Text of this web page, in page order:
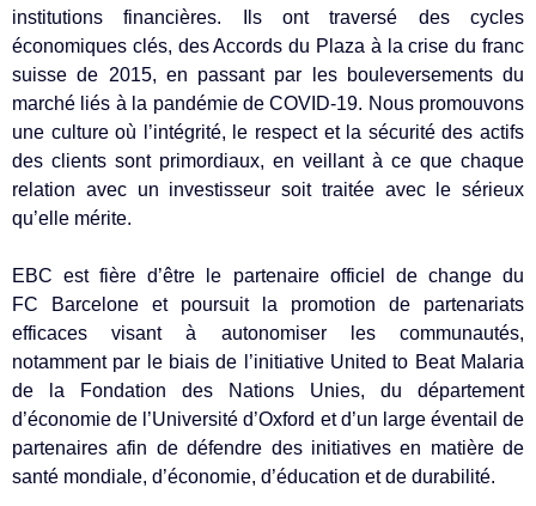
institutions financières. Ils ont traversé des cycles
économiques clés, des Accords du Plaza à la crise du franc
suisse de 2015, en passant par les bouleversements du
marché liés à la pandémie de COVID-19. Nous promouvons
une culture où l’intégrité, le respect et la sécurité des actifs
des clients sont primordiaux, en veillant à ce que chaque
relation avec un investisseur soit traitée avec le sérieux
qu’elle mérite.
EBC est fière d’être le partenaire officiel de change du
FC Barcelone et poursuit la promotion de partenariats
efficaces visant à autonomiser les communautés,
notamment par le biais de l’initiative United to Beat Malaria
de la Fondation des Nations Unies, du département
d’économie de l’Université d’Oxford et d’un large éventail de
partenaires afin de défendre des initiatives en matière de
santé mondiale, d’économie, d’éducation et de durabilité.